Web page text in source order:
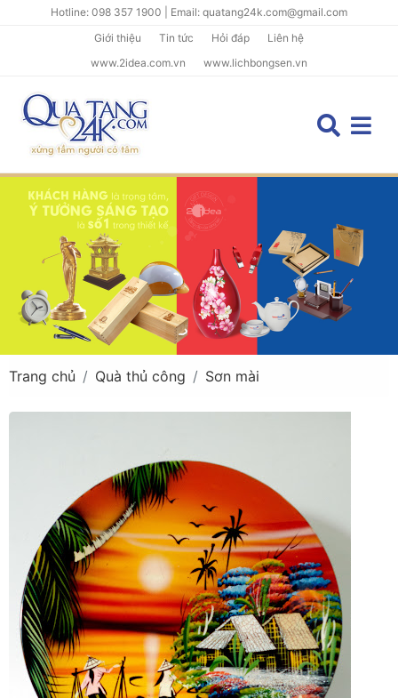
Hotline: 098 357 1900 | Email: quatang24k.com@gmail.com
Giới thiệu
Tin tức Hỏi đáp
Liên hệ
www.2idea.com.vn
www.lichbongsen.vn
Trang chủ Quà thủ công Sơn mài